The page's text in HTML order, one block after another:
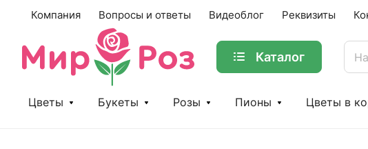
Компания Вопросы и ответы Видеоблог Реквизиты
Каталог
Цветы Букеты Розы Пионы Цветы в